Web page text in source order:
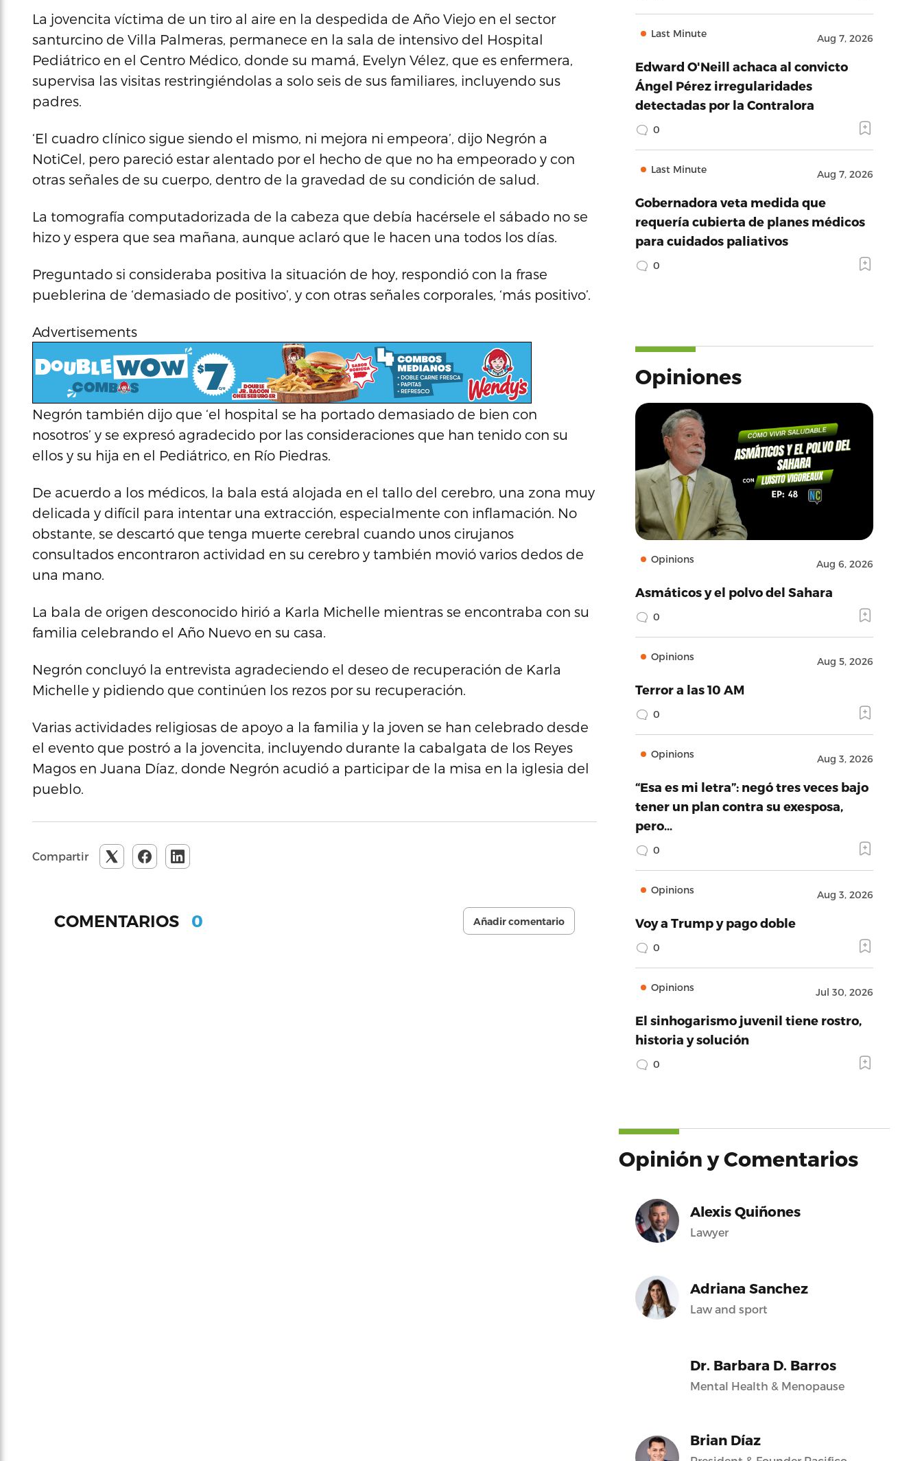
La jovencita víctima de un tiro al aire en la despedida de Año Viejo en el sector
santurcino de Villa Palmeras, permanece en la sala de intensivo del Hospital
Pediátrico en el Centro Médico, donde su mamá, Evelyn Vélez, que es enfermera,
supervisa las visitas restringiéndolas a solo seis de sus familiares, incluyendo sus
padres.
‘El cuadro clínico sigue siendo el mismo, ni mejora ni empeora’, dijo Negrón a
NotiCel, pero pareció estar alentado por el hecho de que no ha empeorado y con
otras señales de su cuerpo, dentro de la gravedad de su condición de salud.
La tomografía computadorizada de la cabeza que debía hacérsele el sábado no se
hizo y espera que sea mañana, aunque aclaró que le hacen una todos los días.
Preguntado si consideraba positiva la situación de hoy, respondió con la frase
pueblerina de ‘demasiado de positivo’, y con otras señales corporales, ‘más positivo’.
Advertisements
Negrón también dijo que ‘el hospital se ha portado demasiado de bien con
nosotros’ y se expresó agradecido por las consideraciones que han tenido con su
ellos y su hija en el Pediátrico, en Río Piedras.
De acuerdo a los médicos, la bala está alojada en el tallo del cerebro, una zona muy
delicada y difícil para intentar una extracción, especialmente con inflamación. No
obstante, se descartó que tenga muerte cerebral cuando unos cirujanos
consultados encontraron actividad en su cerebro y también movió varios dedos de
una mano.
La bala de origen desconocido hirió a Karla Michelle mientras se encontraba con su
familia celebrando el Año Nuevo en su casa.
Negrón concluyó la entrevista agradeciendo el deseo de recuperación de Karla
Michelle y pidiendo que continúen los rezos por su recuperación.
Varias actividades religiosas de apoyo a la familia y la joven se han celebrado desde
el evento que postró a la jovencita, incluyendo durante la cabalgata de los Reyes
Magos en Juana Díaz, donde Negrón acudió a participar de la misa en la iglesia del
pueblo.
Compartir
COMENTARIOS 0 Añadir comentario
Last Minute Aug 7, 2026
Edward O'Neill achaca al convicto
Ángel Pérez irregularidades
detectadas por la Contralora
0
Last Minute Aug 7, 2026
Gobernadora veta medida que
requería cubierta de planes médicos
para cuidados paliativos
0
Opiniones
Opinions Aug 6, 2026
Asmáticos y el polvo del Sahara
0
Opinions Aug 5, 2026
Terror a las 10 AM
0
Opinions Aug 3, 2026
“Esa es mi letra”: negó tres veces bajo
tener un plan contra su exesposa,
pero…
0
Opinions Aug 3, 2026
Voy a Trump y pago doble
0
Opinions Jul 30, 2026
El sinhogarismo juvenil tiene rostro,
historia y solución
0
Opinión y Comentarios
Alexis Quiñones
Lawyer
Adriana Sanchez
Law and sport
Dr. Barbara D. Barros
Mental Health & Menopause
Brian Díaz